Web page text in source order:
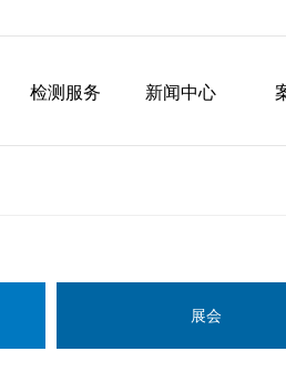
检测服务 新闻中心
展会